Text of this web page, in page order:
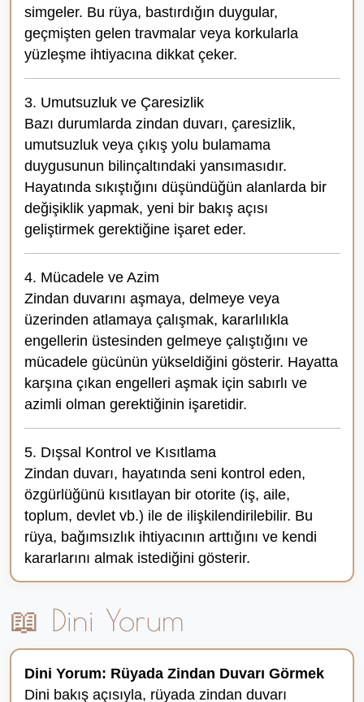
simgeler. Bu rüya, bastırdığın duygular,
geçmişten gelen travmalar veya korkularla
yüzleşme ihtiyacına dikkat çeker.
3. Umutsuzluk ve Çaresizlik
Bazı durumlarda zindan duvarı, çaresizlik,
umutsuzluk veya çıkış yolu bulamama
duygusunun bilinçaltındaki yansımasıdır.
Hayatında sıkıştığını düşündüğün alanlarda bir
değişiklik yapmak, yeni bir bakış açısı
geliştirmek gerektiğine işaret eder.
4. Mücadele ve Azim
Zindan duvarını aşmaya, delmeye veya
üzerinden atlamaya çalışmak, kararlılıkla
engellerin üstesinden gelmeye çalıştığını ve
mücadele gücünün yükseldiğini gösterir. Hayatta
karşına çıkan engelleri aşmak için sabırlı ve
azimli olman gerektiğinin işaretidir.
5. Dışsal Kontrol ve Kısıtlama
Zindan duvarı, hayatında seni kontrol eden,
özgürlüğünü kısıtlayan bir otorite (iş, aile,
toplum, devlet vb.) ile de ilişkilendirilebilir. Bu
rüya, bağımsızlık ihtiyacının arttığını ve kendi
kararlarını almak istediğini gösterir.
📖 Dini Yorum
Dini Yorum: Rüyada Zindan Duvarı Görmek
Dini bakış açısıyla, rüyada zindan duvarı